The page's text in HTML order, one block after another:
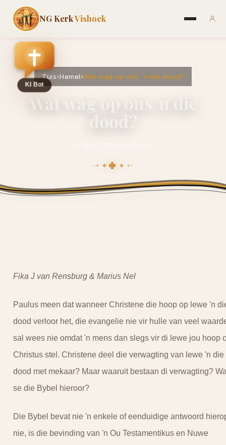
NG KerkVishoek
Tuis›Hemel›Wat wag op ons 'n die dood?
Fika J van Rensburg & Marius Nel
Paulus meen dat wanneer Christene die hoop op lewe 'n
dood verloor het, die evangelie nie vir hulle van veel
sal wees nie omdat 'n mens dan slegs vir di lewe jou hoop
Christus stel. Christene deel die verwagting van lewe 'n die
dood met mekaar? Maar waaruit bestaan di verwagting?
se die Bybel hieroor?
Die Bybel bevat nie 'n enkele of eenduidige antwoord
nie, is die bevinding van 'n Ou Testamentikus en Nuwe